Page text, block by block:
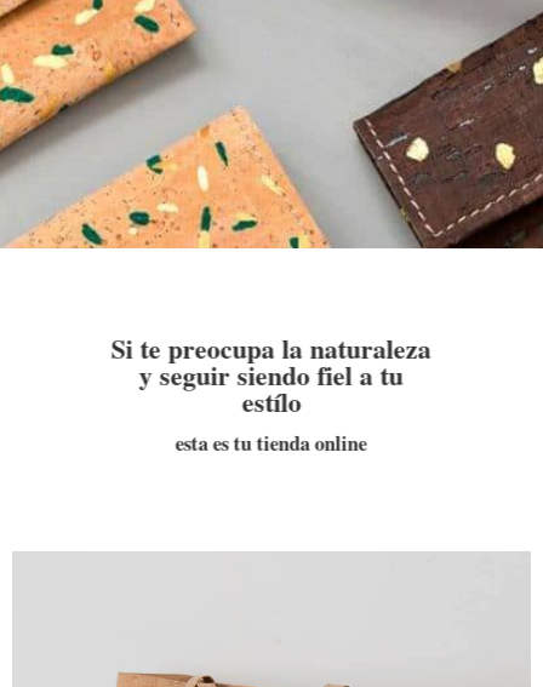
Si te preocupa la naturaleza
y seguir siendo fiel a tu
estílo
esta es tu tienda online